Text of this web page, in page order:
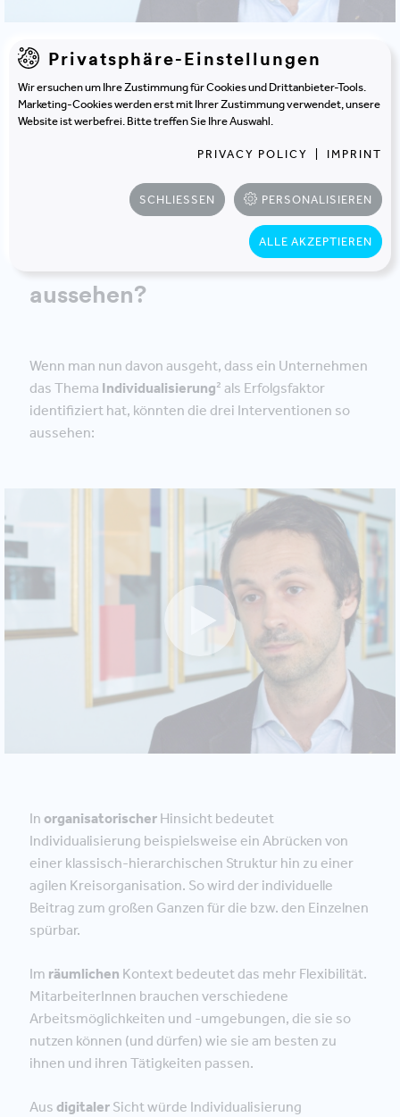
ZUR BLOGÜBERSICHT
ANHAND EINES BEISPIELS:
Interventionen konkret
aussehen?
Wenn man nun davon ausgeht, dass ein Unternehmen
das Thema Individualisierung² als Erfolgsfaktor
identifiziert hat, könnten die drei Interventionen so
aussehen:
In organisatorischer Hinsicht bedeutet
Individualisierung beispielsweise ein Abrücken von
einer klassisch-hierarchischen Struktur hin zu einer
agilen Kreisorganisation. So wird der individuelle
Beitrag zum großen Ganzen für die bzw. den Einzelnen
spürbar.
Im räumlichen Kontext bedeutet das mehr Flexibilität.
MitarbeiterInnen brauchen verschiedene
Arbeitsmöglichkeiten und -umgebungen, die sie so
nutzen können (und dürfen) wie sie am besten zu
ihnen und ihren Tätigkeiten passen.
Aus digitaler Sicht würde Individualisierung
Privatsphäre-Einstellungen
Wir ersuchen um Ihre Zustimmung für Cookies und Drittanbieter-Tools.
Marketing-Cookies werden erst mit Ihrer Zustimmung verwendet, unsere
Website ist werbefrei. Bitte treffen Sie Ihre Auswahl.
PRIVACY POLICY IMPRINT
SCHLIESSEN PERSONALISIEREN
ALLE AKZEPTIEREN